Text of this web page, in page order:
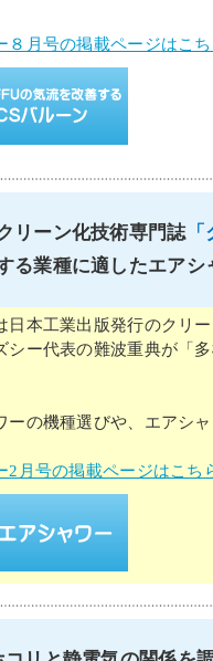
８月号の掲載ページはこ
リーン化技術専門誌「
業種に適したエアシ
日本工業出版発行のクリ
シー代表の難波重典が「
ーの機種選びや、エアシ
2月号の掲載ページはこち